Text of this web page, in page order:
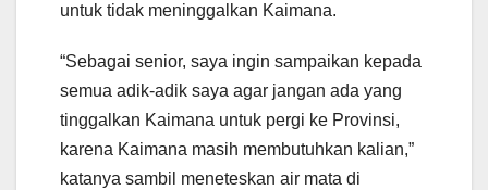
untuk tidak meninggalkan Kaimana.
“Sebagai senior, saya ingin sampaikan kepada
semua adik-adik saya agar jangan ada yang
tinggalkan Kaimana untuk pergi ke Provinsi,
karena Kaimana masih membutuhkan kalian,”
katanya sambil meneteskan air mata di